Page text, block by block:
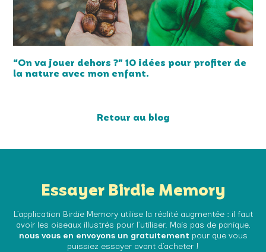
“On va jouer dehors ?” 10 idées pour profiter de
la nature avec mon enfant.
Retour au blog
Essayer Birdie Memory
L’application Birdie Memory utilise la réalité augmentée : il faut
avoir les oiseaux illustrés pour l’utiliser. Mais pas de panique,
nous vous en envoyons un gratuitement pour que vous
puissiez essayer avant d’acheter !